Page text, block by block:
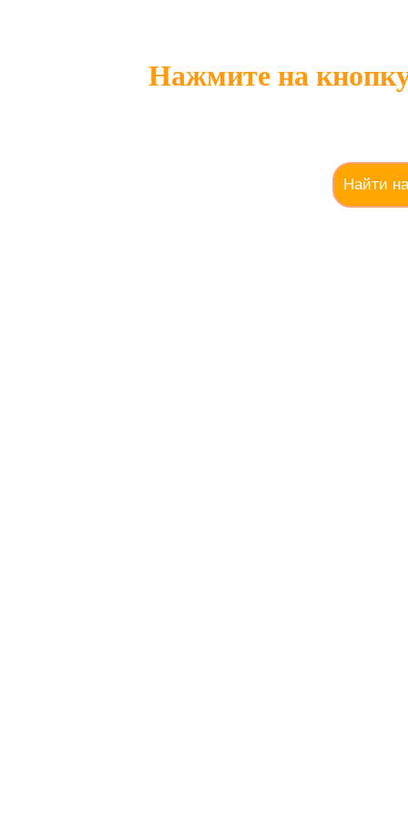
Нажмите на